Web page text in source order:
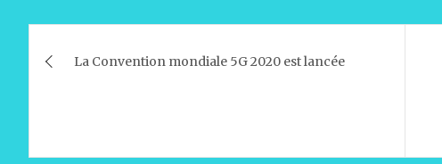
at
p
c
e
o
k
e
ai
l
ta
g
de
La Convention mondiale 5G 2020 est lancée